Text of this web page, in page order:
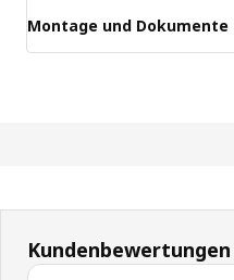
Montage und Dokumente
Kundenbewertungen